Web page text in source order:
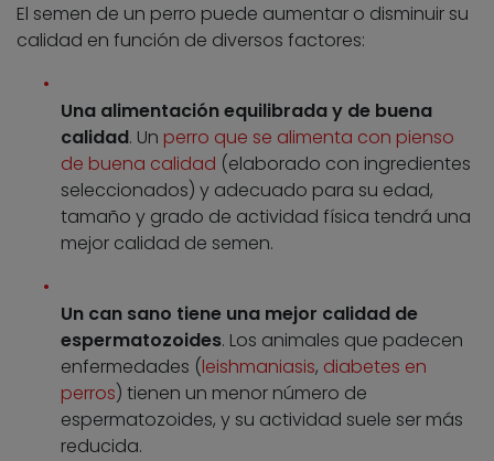
El semen de un perro puede aumentar o disminuir su
calidad en función de diversos factores:
Una alimentación equilibrada y de buena
calidad. Un perro que se alimenta con pienso
de buena calidad (elaborado con ingredientes
seleccionados) y adecuado para su edad,
tamaño y grado de actividad física tendrá una
mejor calidad de semen.
Un can sano tiene una mejor calidad de
espermatozoides. Los animales que padecen
enfermedades (leishmaniasis, diabetes en
perros) tienen un menor número de
espermatozoides, y su actividad suele ser más
reducida.